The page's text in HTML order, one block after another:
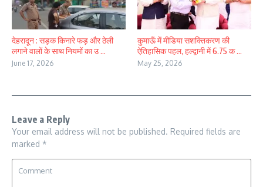
देहरादून : सड़क किनारे फड़ और ठेली
लगाने वालों के साथ नियमों का उ ...
June 17, 2026
कुमाऊँ में मीडिया सशक्तिकरण की
ऐतिहासिक पहल, हल्द्वानी में 6.75 क ...
May 25, 2026
Leave a Reply
Your email address will not be published. Required fields are
marked *